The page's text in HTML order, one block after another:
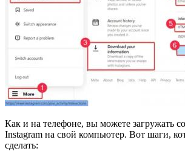
Как и на телефоне, вы можете загружать
Instagram на свой компьютер. Вот шаги,
сделать: